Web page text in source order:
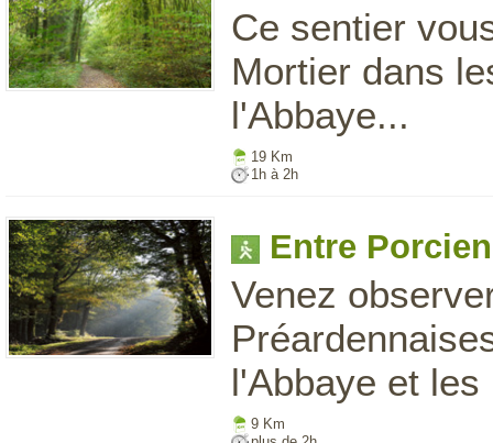
Ce sentier
Mortier dans
l'Abbaye...
19 Km
1h à 2h
Entre
Venez
l'Abbaye et
9 Km